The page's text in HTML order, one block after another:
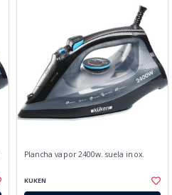
Plancha vapor 2400w. suela inox.
KUKEN